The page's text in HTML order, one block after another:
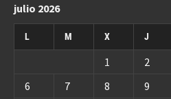
julio 2026
L M X J
1 2
6
7 8 9